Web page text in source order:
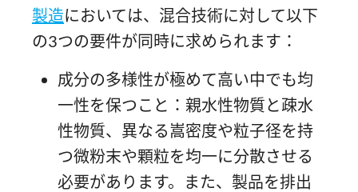
製造においては、混合技術に対して以下
の3つの要件が同時に求められます：
成分の多様性が極めて高い中でも均
一性を保つこと：親水性物質と疎水
性物質、異なる嵩密度や粒子径を持
つ微粉末や顆粒を均一に分散させる
必要があります。また、製品を排出